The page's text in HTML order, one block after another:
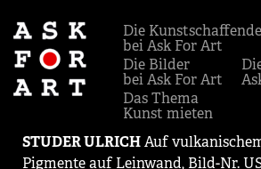
Die
bei Ask For Art
Die Bilder
bei Ask For Art
Das Thema
Kunst mieten
STUDER ULRICHAuf
Pigmente auf Leinwand, Bild-Nr.